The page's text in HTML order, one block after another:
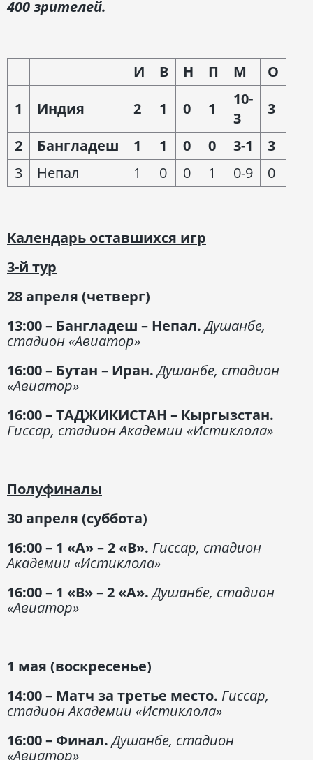
400 зрителей.
И В Н П М
О
1
Индия 2 1 0 1
10-
3
3
2
Бангладеш 1 1 0 0 3-1
3
3
Непал 1 0 0 1 0-9 0
Календарь оставшихся игр
3-й тур
28 апреля (четверг)
13:00 – Бангладеш – Непал. Душанбе,
стадион «Авиатор»
16:00 – Бутан – Иран. Душанбе, стадион
«Авиатор»
16:00 – ТАДЖИКИСТАН – Кыргызстан.
Гиссар, стадион Академии «Истиклола»
Полуфиналы
30 апреля (суббота)
16:00 – 1 «А» – 2 «В». Гиссар, стадион
Академии «Истиклола»
16:00 – 1 «В» – 2 «А». Душанбе, стадион
«Авиатор»
1 мая (воскресенье)
14:00 – Матч за третье место. Гиссар,
стадион Академии «Истиклола»
16:00 – Финал.Душанбе, стадион
«Авиатор»